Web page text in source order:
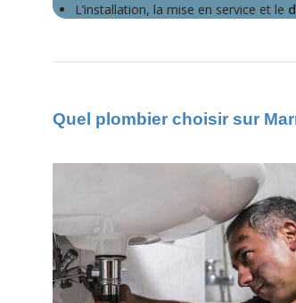
L’installation, la mise en service et le
Quel plombier choisir sur